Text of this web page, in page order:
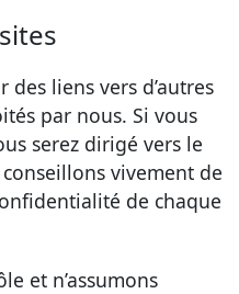
liens vers d’autres
par nous. Si vous
serez dirigé vers le
vivement de
de chaque
et n’assumons